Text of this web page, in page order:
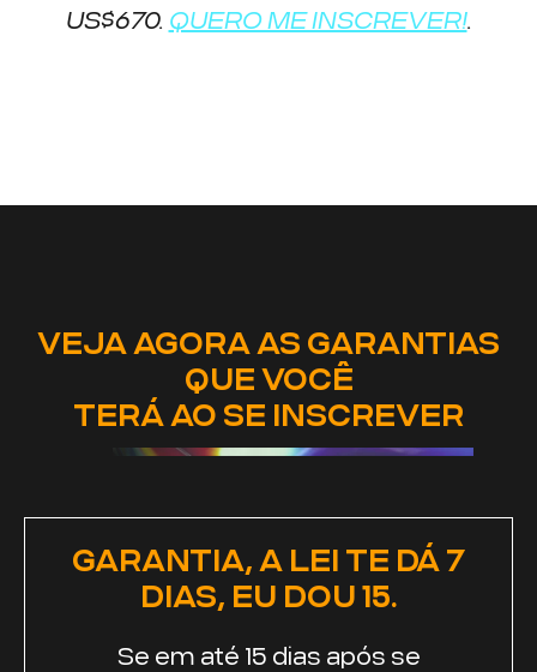
US$670. QUERO ME INSCREVER!.
VEJA AGORA AS GARANTIAS
QUE VOCÊ
TERÁ AO SE INSCREVER
GARANTIA, A LEI TE DÁ 7
DIAS, EU DOU 15.
Se em até 15 dias após se